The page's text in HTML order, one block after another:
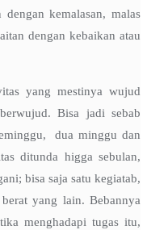
kemalasan, malas
dengan kebaikan atau
yang mestinya wujud
Bisa jadi sebab
dua minggu dan
ditunda higga sebulan,
bisa saja satu kegiatab,
yang lain. Bebannya
menghadapi tugas itu,